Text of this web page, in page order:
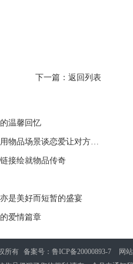
下一篇： 返回列表
温馨回忆
杨幂王者荣耀微信12区如何用物品场景谈恋爱让对方喜欢自己
接绘就物品传奇
是美好而短暂的盛宴
爱情篇章
所有 备案号：鲁ICP备20000893-7
网